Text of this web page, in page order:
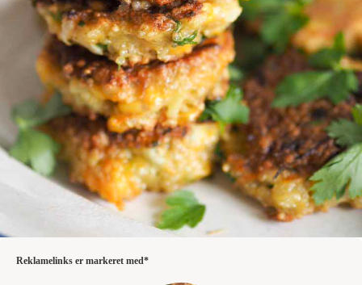
Reklamelinks er markeret med*